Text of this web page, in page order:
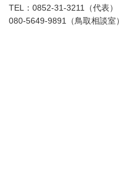
TEL： 0852-31-3211
（代表）
080-5649-9891
（鳥取相談室）